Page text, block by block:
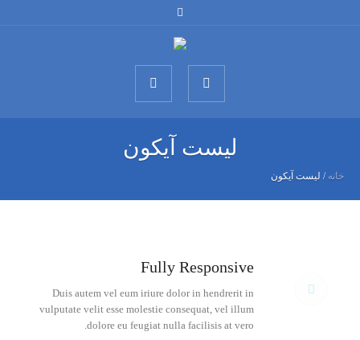
لیست آیکون
خانه / لیست آیکون
Fully Responsive
Duis autem vel eum iriure dolor in hendrerit in
vulputate velit esse molestie consequat, vel illum
dolore eu feugiat nulla facilisis at vero.